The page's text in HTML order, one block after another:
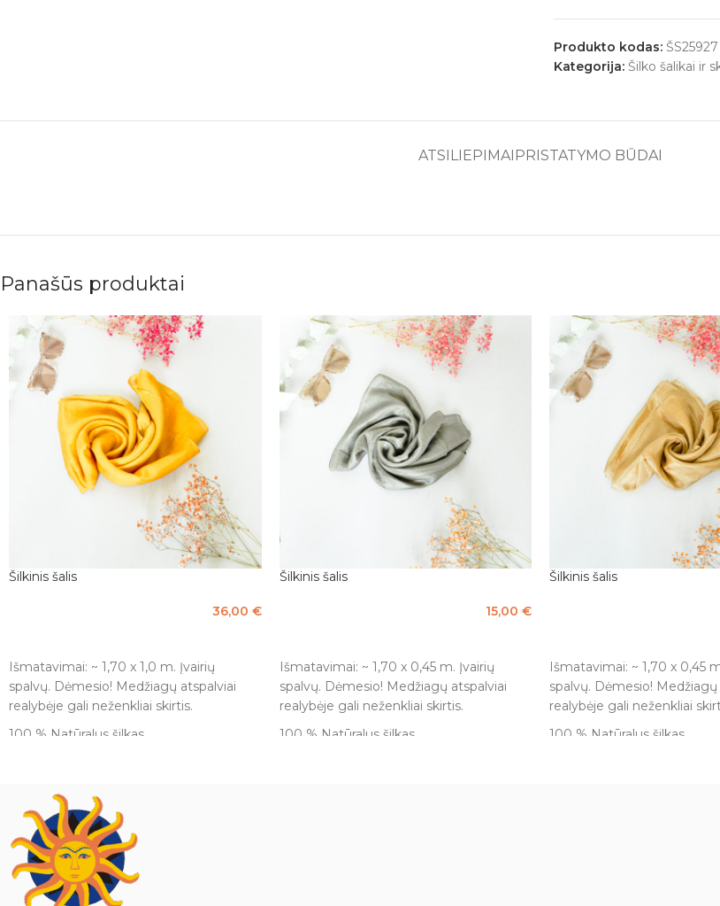
Produkto kodas: ŠS25927
Kategorija: Šilko šalikai ir
ATSILIEPIMAIPRISTATYMO BŪDAI
Panašūs produktai
Šilkinis šalis
36,00 €
Išmatavimai: ~ 1,70 x 1,0 m. Įvairių
spalvų. Dėmesio! Medžiagų atspalviai
realybėje gali neženkliai skirtis.
100 % Natūralus šilkas.
Šilkinis šalis
15,00 €
Išmatavimai: ~ 1,70 x 0,45 m. Įvairių
spalvų. Dėmesio! Medžiagų atspalviai
realybėje gali neženkliai skirtis.
100 % Natūralus šilkas.
Šilkinis šalis
Išmatavimai: ~ 1,70 x 0,45
spalvų. Dėmesio! Medžiagų
realybėje gali neženkliai
100 % Natūralus šilkas.